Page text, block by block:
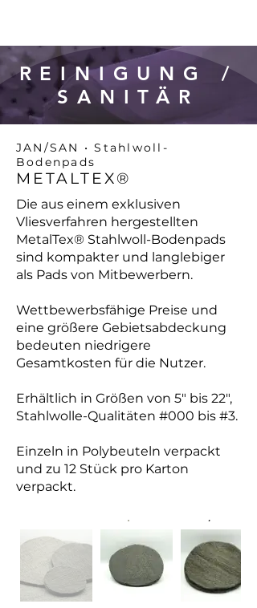
REINIGUNG /
SANITÄR
JAN/SAN • Stahlwoll-
Bodenpads
METALTEX®
Die aus einem exklusiven
Vliesverfahren hergestellten
MetalTex® Stahlwoll-Bodenpads
sind kompakter und langlebiger
als Pads von Mitbewerbern.
Wettbewerbsfähige Preise und
eine größere Gebietsabdeckung
bedeuten niedrigere
Gesamtkosten für die Nutzer.
Erhältlich in Größen von 5" bis 22",
Stahlwolle-Qualitäten #000 bis #3.
Einzeln in Polybeuteln verpackt
und zu 12 Stück pro Karton
verpackt.